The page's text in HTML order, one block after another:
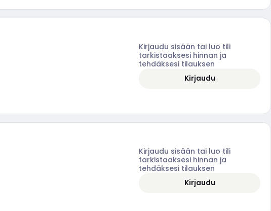
Kirjaudu sisään tai luo tili
tarkistaaksesi hinnan ja
tehdäksesi tilauksen
Kirjaudu
Kirjaudu sisään tai luo tili
tarkistaaksesi hinnan ja
tehdäksesi tilauksen
Kirjaudu